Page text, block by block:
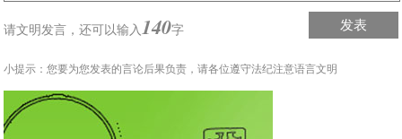
请文明发言，还可以输入 140字 发表
小提示：您要为您发表的言论后果负责，请各位遵守法纪注意语言文明